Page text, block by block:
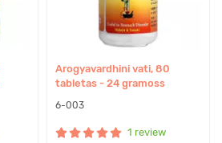
Arogyavardhini vati, 80
tabletas - 24 gramoss
6-003
1 review